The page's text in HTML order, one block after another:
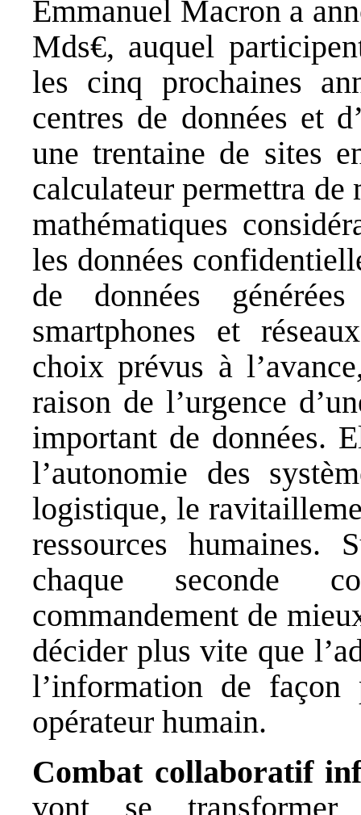
Emmanuel Macron a
Mds€, auquel
les cinq prochaines
centres de données et
une trentaine de sites
calculateur permettra
mathématiques
les données
de données
smartphones et
choix prévus à
raison de l’urgence
important de données.
l’autonomie des
logistique, le
ressources
chaque seconde
commandement de
décider plus vite que
l’information de
opérateur humain.
Combat collaboratif
vont se